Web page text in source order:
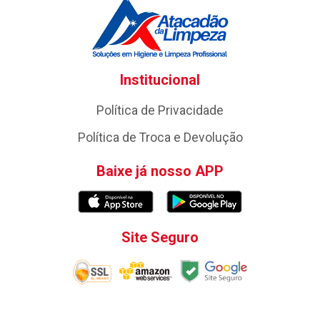
Institucional
Política de Privacidade
Política de Troca e Devolução
Baixe já nosso APP
Site Seguro